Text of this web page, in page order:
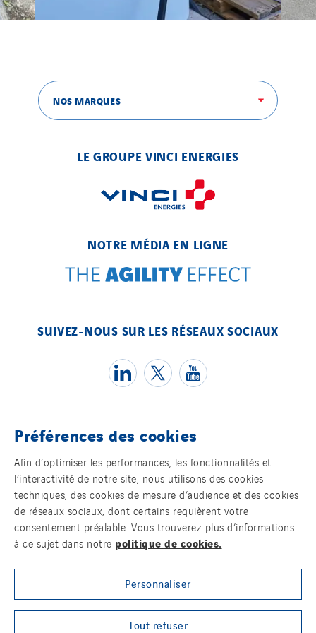
NOS MARQUES
LE GROUPE VINCI ENERGIES
NOTRE MÉDIA EN LIGNE
SUIVEZ-NOUS SUR LES RÉSEAUX SOCIAUX
Témoins
Mentions légales
Politique de confidentialité des données
Contact
Plan d’accessibilité 2026-2029 | Instech
Télécommunication – Axians Canada
Préférences des cookies
Afin d’optimiser les performances, les fonctionnalités et
l’interactivité de notre site, nous utilisons des cookies
techniques, des cookies de mesure d’audience et des cookies
de réseaux sociaux, dont certains requièrent votre
consentement préalable. Vous trouverez plus d’informations
à ce sujet dans notre politique de cookies.
Personnaliser
Tout refuser